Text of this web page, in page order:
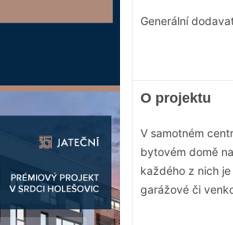
Generální
O projektu
V samotném
bytovém domě
každého z nich
garážové či